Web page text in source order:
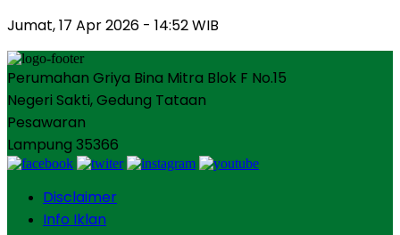
Jumat, 17 Apr 2026 - 14:52 WIB
Perumahan Griya Bina Mitra Blok F No.15
Negeri Sakti, Gedung Tataan
Pesawaran
Lampung 35366
Disclaimer
Info Iklan